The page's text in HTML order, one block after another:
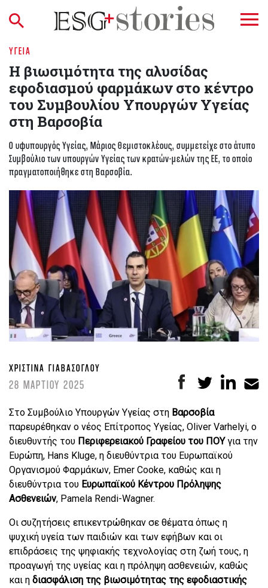
ΥΓΕΊΑ
Η βιωσιμότητα της αλυσίδας
εφοδιασμού φαρμάκων στο κέντρο
του Συμβουλίου Υπουργών Υγείας
στη Βαρσοβία
Ο υφυπουργός Υγείας, Μάριος Θεμιστοκλέους, συμμετείχε στο άτυπο
Συμβούλιο των υπουργών Υγείας των κρατών-μελών της ΕΕ, το οποίο
πραγματοποιήθηκε στη Βαρσοβία.
ΧΡΙΣΤΊΝΑ ΓΙΑΒΆΣΟΓΛΟΥ
28 ΜΑΡΤΙΟΥ 2025
Στο Συμβούλιο Υπουργών Υγείας στη Βαρσοβία
παρευρέθηκαν ο νέος Επίτροπος Υγείας, Oliver Varhelyi, ο
διευθυντής του Περιφερειακού Γραφείου του ΠΟΥγια την
Ευρώπη, Hans Kluge, η διευθύντρια του Ευρωπαϊκού
Οργανισμού Φαρμάκων, Emer Cooke, καθώς και η
διευθύντρια του Ευρωπαϊκού Κέντρου Πρόληψης
Ασθενειών, Pamela Rendi-Wagner.
Οι συζητήσεις επικεντρώθηκαν σε θέματα όπως η
ψυχική υγεία των παιδιών και των εφήβων και οι
επιδράσεις της ψηφιακής τεχνολογίας στη ζωή τους, η
προαγωγή της υγείας και η πρόληψη ασθενειών, καθώς
και η διασφάλιση της βιωσιμότητας της εφοδιαστικής